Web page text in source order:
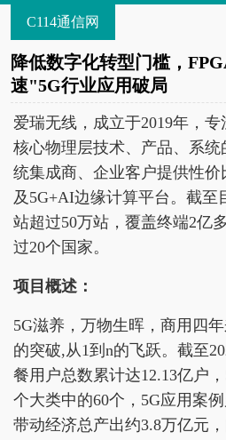
C114通信网
降低数字化转型门槛，
速"5G行业应用破局
爱瑞无线，成立于2019年，
核心物理层技术、产品、系
统集成商、企业客户提供性价
及5G+AI边缘计算平台。截至
站超过50万站，覆盖终端2亿
过20个国家。
项目概述：
5G滋养，万物生晖，商用四
的突破,从1到n的飞跃。截至
餐用户总数累计达12.13亿户
个大类中的60个，5G应用案
带动经济总产出约3.8万亿元